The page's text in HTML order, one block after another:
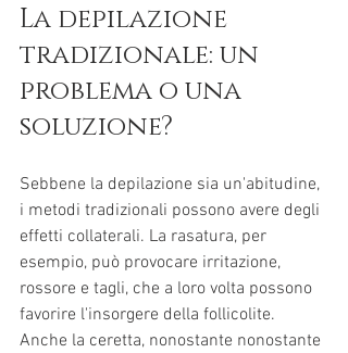
La depilazione
tradizionale: un
problema o una
soluzione?
Sebbene la depilazione sia un'abitudine,
i metodi tradizionali possono avere degli
effetti collaterali. La rasatura, per
esempio, può provocare irritazione,
rossore e tagli, che a loro volta possono
favorire l'insorgere della follicolite.
Anche la ceretta, nonostante nonostante